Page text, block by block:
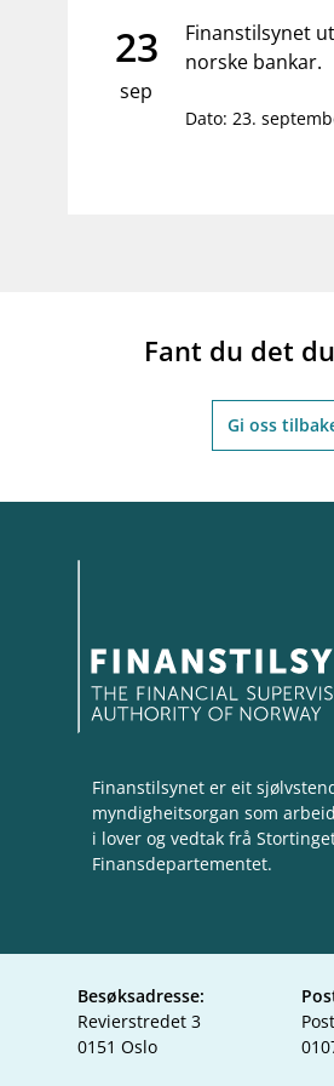
23
sep
Finanstilsynet
norske bankar.
Dato: 23.
Fant du det
Gi oss
Finanstilsynet er eit
myndigheitsorgan som
i lover og vedtak frå
Finansdepartementet.
Besøksadresse:
Revierstredet 3
0151 Oslo